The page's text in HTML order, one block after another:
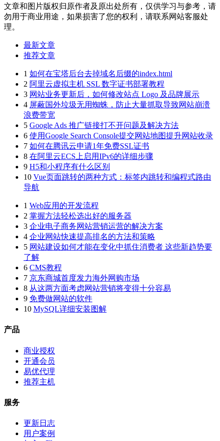
文章和图片版权归原作者及原出处所有，仅供学习与参考，请
勿用于商业用途，如果损害了您的权利，请联系网站客服处
理。
最新文章
推荐文章
1 如何在宝塔后台去掉域名后缀的index.html
2 阿里云虚拟主机 SSL 数字证书部署教程
3 网站业务更新后，如何修改站点 Logo 及品牌展示
4 屏蔽国外垃圾无用蜘蛛，防止大量抓取导致网站崩溃
浪费带宽
5 Google Ads 推广链接打不开问题及解决方法
6 使用Google Search Console提交网站地图提升网站收录
7 如何在腾讯云申请1年免费SSL证书
8 在阿里云ECS上启用IPv6的详细步骤
9 H5和小程序有什么区别
10 Vue页面跳转的两种方式：标签内跳转和编程式路由
导航
1 Web应用的开发流程
2 掌握方法轻松选出好的服务器
3 企业电子商务网站营销运营的解决方案
4 企业网站快速提高排名的方法和策略
5 网站建设如何才能在变化中抓住消费者 这些新趋势要
了解
6 CMS教程
7 京东商城首度发力海外网购市场
8 从这两方面考虑网站营销将变得十分容易
9 免费做网站的软件
10 MySQL详细安装图解
产品
商业授权
开通会员
易优代理
推荐主机
服务
更新日志
用户案例